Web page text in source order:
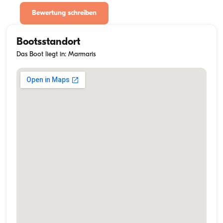
Bewertung schreiben
Bootsstandort
Das Boot liegt in: Marmaris